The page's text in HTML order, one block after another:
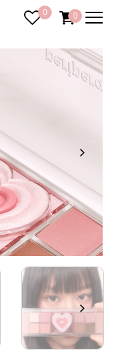
0 0